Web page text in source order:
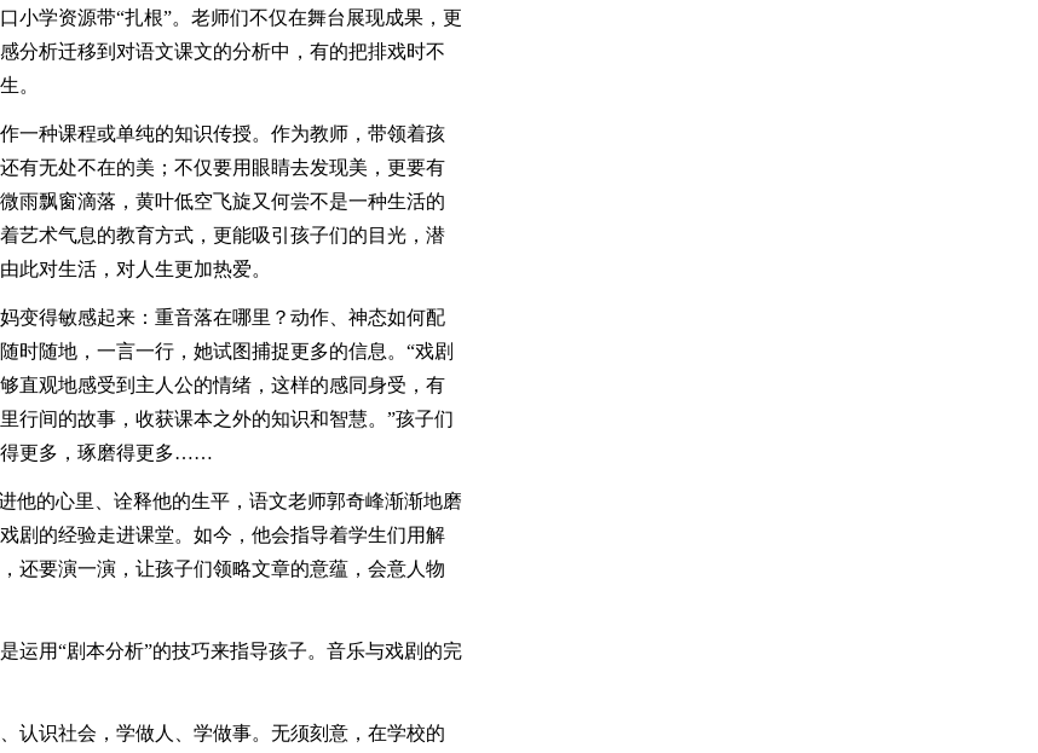
学资源带“扎根”。老师们不仅在舞台展现成果，更
分析迁移到对语文课文的分析中，有的把排戏时不
。
种课程或单纯的知识传授。作为教师，带领着孩
无处不在的美；不仅要用眼睛去发现美，更要有
雨飘窗滴落，黄叶低空飞旋又何尝不是一种生活的
艺术气息的教育方式，更能吸引孩子们的目光，潜
此对生活，对人生更加热爱。
得敏感起来：重音落在哪里？动作、神态如何配
时随地，一言一行，她试图捕捉更多的信息。“戏剧
直观地感受到主人公的情绪，这样的感同身受，有
行间的故事，收获课本之外的知识和智慧。”孩子们
得更多，琢磨得更多……
的心里、诠释他的生平，语文老师郭奇峰渐渐地磨
剧的经验走进课堂。如今，他会指导着学生们用解
还要演一演，让孩子们领略文章的意蕴，会意人物
用“剧本分析”的技巧来指导孩子。音乐与戏剧的完
识社会，学做人、学做事。无须刻意，在学校的